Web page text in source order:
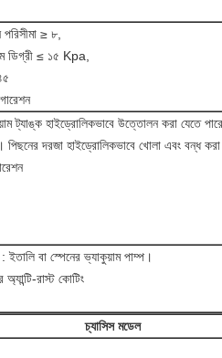
পরিসীমা ≥ ৮,
ডিগ্রী ≤ ১৫ Kpa,
ট্যাঙ্ক হাইড্রোলিকভাবে উত্তোলন করা যেতে পারে
দরজা হাইড্রোলিকভাবে খোলা এবং বন্ধ করা
ইতালি বা স্পেনের ভ্যাকুয়াম পাম্প।
রাস্ট কোটিং
চ্যাসিস মডেল